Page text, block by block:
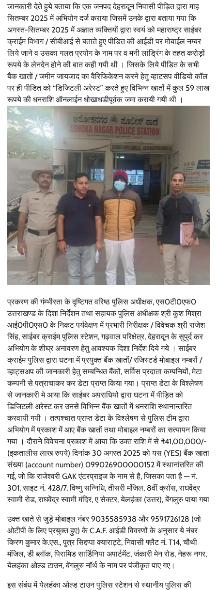
जानकारी देते हुये बताया कि एक जनपद देहरादून निवासी पीड़ित द्वारा माह
सितम्बर 2025 में अभियोग दर्ज कराया जिसमें उनके द्वारा बताया गया कि
अगस्त-सितम्बर 2025 में अज्ञात व्यक्तियों द्वारा स्वयं को महाराष्ट्र साईबर
क्राईम विभाग / सीबीआई से बताते हुए पीडित की आईडी पर मोबाईल नम्बर
लिये जाने व उसका गलत प्रयोग के नाम पर व मनी लांड्रिंग के तहत करोड़ों
रूपये के लेनदेन होने की बात कही गयी थी । जिसके लिये पीडित के सभी
बैंक खातों / जमीन जायजाद का वैरिफिकेशन करने हेतु व्हाटसप वीडियो कॉल
पर ही पीडित को “डिजिटली अरेस्ट” करते हुए विभिन्न खातों में कुल 59 लाख
रूपये की धनराशि ऑनलाईन धोखाधडीपूर्वक जमा करायी गयी थी ।
प्रकरण की गंम्भीरता के दृष्टिगत वरिष्ठ पुलिस अधीक्षक, एस0टी0एफ0
उत्तराखण्ड के दिशा निर्देशन तथा सहायक पुलिस अधीक्षक श्री कुश मिश्रा
आई0पी0एस0 के निकट पर्यवेक्षण में प्रभारी निरीक्षक / विवेचक श्री राजेश
सिंह, साईबर क्राईम पुलिस स्टेशन, गढ़वाल परिक्षेत्र, देहरादून के सुपुर्द कर
अभियोग के शीघ्र अनावरण हेतु आवश्यक दिशा निर्देश दिये गये । साईबर
क्राईम पुलिस द्वारा घटना में प्रयुक्त बैंक खातों/ रजिस्टर्ड मोबाइल नम्बरों /
व्हाट्सअप की जानकारी हेतु सम्बन्धित बैंकों, सर्विस प्रदाता कम्पनियों, मेटा
कम्पनी से पत्राचाकर कर डेटा प्राप्त किया गया। प्राप्त डेटा के विश्लेषण
से जानकारी मे आया कि साईबर अपराधियो द्वारा घटना में पीड़ित को
डिजिटली अरेस्ट कर उनसे विभिन्न बैंक खातों में धनराशि स्थानान्तरित
करवायी गयी । तत्पश्चात प्राप्त डेटा के विश्लेषण से पुलिस टीम द्वारा
अभियोग में प्रकाश में आए बैंक खातों तथा मोबाइल नम्बरों का सत्यापन किया
गया । दौराने विवेचना प्रकाश में आया कि उक्त राशि में से ₹41,00,000/-
(इकतालीस लाख रुपये) दिनांक 30 अगस्त 2025 को यस (YES) बैंक खाता
संख्या (account number) 099026900000152 में स्थानांतरित की
गई, जो कि राजेश्वरी GAK एंटरप्राइज के नाम से है, जिसका पता है — नं.
301, साइट नं. 428/7, विष्णु सन्निधि, तीसरी मंजिल, 8वीं क्रॉस, राघवेंद्र
स्वामी रोड, राघवेंद्र स्वामी मंदिर, ए सेक्टर, येलहंका (उत्तर), बेंगलुरु पाया गया
उक्त खाते से जुड़े मोबाइल नंबर 9035585938 और 9591726128 (जो
ओटीपी के लिए प्रयुक्त हुए) के C.A.F. आईडी विवरणों के अनुसार ये नंबर
किरण कुमार के.एस., पुत्र सिद्दप्पा क्याराट्टे, निवासी फ्लैट नं. T14, चौथी
मंजिल, डी ब्लॉक, पिरामिड सार्डिनिया अपार्टमेंट, जंकारी मेन रोड, नेहरू नगर,
येलहंका ओल्ड टाउन, बेंगलुरु नॉर्थ के नाम पर पंजीकृत पाए गए।
इस संबंध में येलहंका ओल्ड टाउन पुलिस स्टेशन से स्थानीय पुलिस की